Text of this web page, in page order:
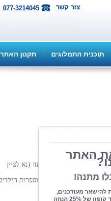
077-3214045 צור קשר
תוכנית התמלוגים תקנון האתר
ספרים מהסדרה יקבל ספר נוסף מתנה (נא לציין
ראש החוג ללימודי החינוך וספרות
ממליץ: